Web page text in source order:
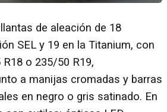
de aleación de 18
SEL y 19 en la Titanium, con
o 235/50 R19,
a manijas cromadas y barras
en negro o gris satinado. En